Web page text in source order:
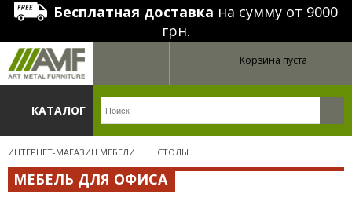
Бесплатная доставка на сумму от 9000
грн.
Корзина пуста
КАТАЛОГ
ИНТЕРНЕТ-МАГАЗИН МЕБЕЛИ СТОЛЫ
МЕБЕЛЬ ДЛЯ ОФИСА